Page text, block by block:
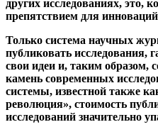
переданы в зашифрованном
Новость понимали только
других исследованиях, это,
препятствием для
Только система научных
публиковать исследования,
свои идеи и, таким образом,
камень современных